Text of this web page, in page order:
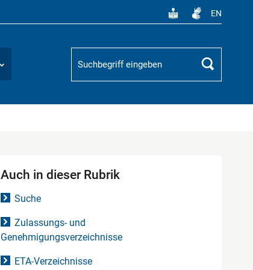
EN
Suchbegriff
Suchen
Auch in dieser Rubrik
Suche
Zulassungs- und
Genehmigungsverzeichnisse
ETA-Verzeichnisse